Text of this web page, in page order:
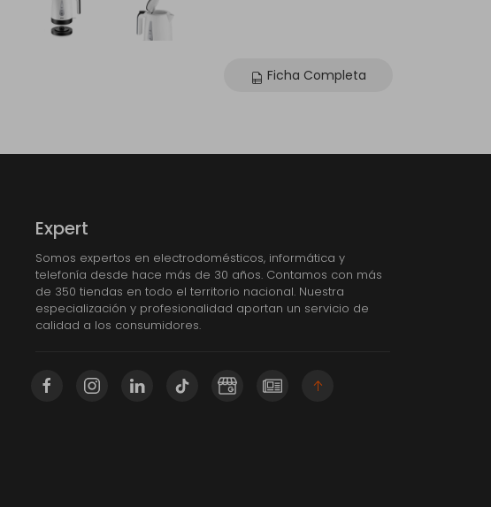
Ficha Completa
Expert
Somos expertos en electrodomésticos, informática y
telefonía desde hace más de 30 años. Contamos con más
de 350 tiendas en todo el territorio nacional. Nuestra
especialización y profesionalidad aportan un servicio de
calidad a los consumidores.